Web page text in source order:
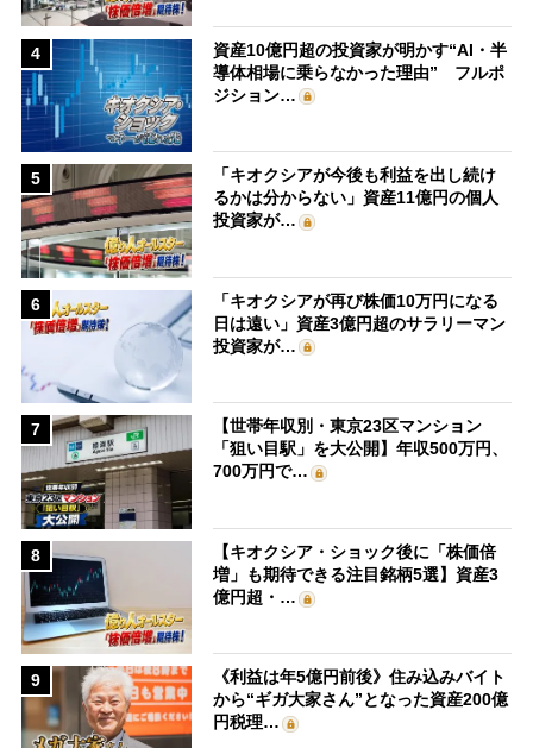
4
資産10億円超の投資家が明かす“AI・半
導体相場に乗らなかった理由” フルポ
ジション…
5
「キオクシアが今後も利益を出し続け
るかは分からない」資産11億円の個人
投資家が…
6
「キオクシアが再び株価10万円になる
日は遠い」資産3億円超のサラリーマン
投資家が…
7
【世帯年収別・東京23区マンション
「狙い目駅」を大公開】年収500万円、
700万円で…
8
【キオクシア・ショック後に「株価倍
増」も期待できる注目銘柄5選】資産3
億円超・…
9
《利益は年5億円前後》住み込みバイト
から“ギガ大家さん”となった資産200億
円税理…